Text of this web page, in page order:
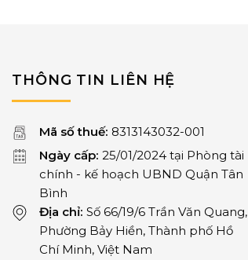
THÔNG TIN LIÊN HỆ
Mã số thuế: 8313143032-001
Ngày cấp:25/01/2024 tại Phòng tài
chính - kế hoạch UBND Quận Tân
Bình
Địa chỉ:Số 66/19/6 Trần Văn Quang,
Phường Bảy Hiền, Thành phố Hồ
Chí Minh, Việt Nam